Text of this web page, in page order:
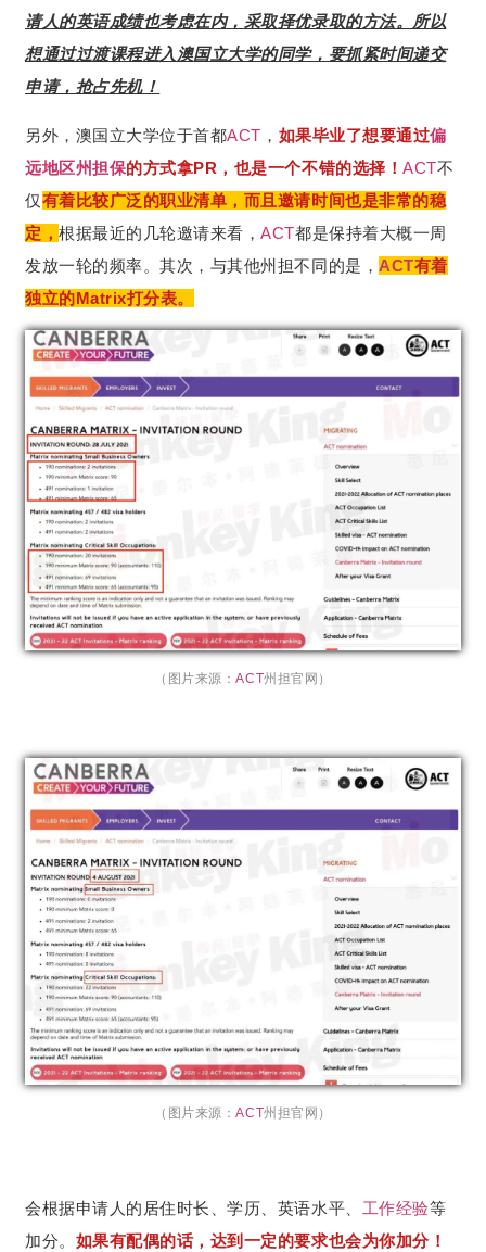
请人的英语成绩也考虑在内，采取择优录取的方法。所以
想通过过渡课程进入澳国立大学的同学，要抓紧时间递交
申请，抢占先机！
另外，澳国立大学位于首都ACT ， 如果毕业了想要通过偏
远地区州担保的方式拿PR，也是一个不错的选择！ACT不
仅有着比较广泛的职业清单，而且邀请时间也是非常的稳
定，根据最近的几轮邀请来看，ACT都是保持着大概一周
发放一轮的频率。其次，与其他州担不同的是， ACT有着
独立的Matrix打分表。
（图片来源：ACT州担官网）
（图 片来源：ACT州担官网 ）
会根据申请人的居住时长、学历、英语水平、 工作经验等
加分。 如果有配偶的话，达到一定的要求也会为你加分！